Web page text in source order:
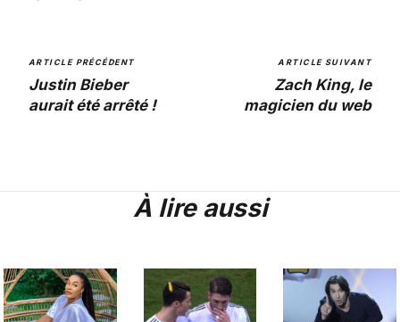
ARTICLE PRÉCÉDENT
Justin Bieber
aurait été arrêté !
ARTICLE SUIVANT
Zach King, le
magicien du web
À lire aussi